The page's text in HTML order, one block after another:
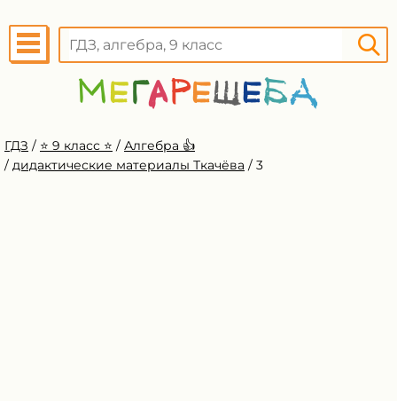
ГДЗ / ⭐️ 9 класс ⭐️ / Алгебра 👍
/ дидактические материалы Ткачёва / 3